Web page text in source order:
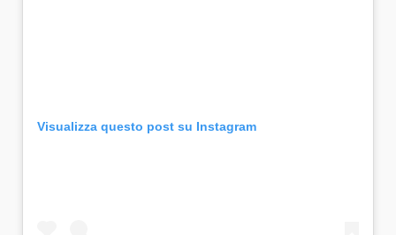
Visualizza questo post su Instagram